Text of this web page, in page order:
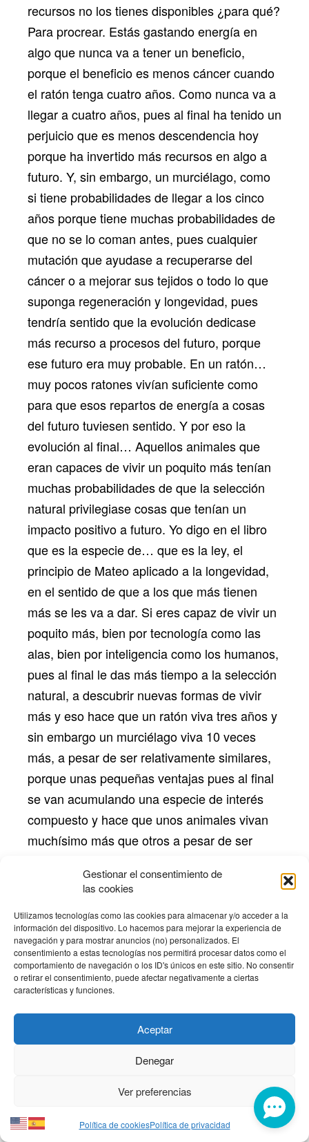
Gestionar el consentimiento de
las cookies
Utilizamos tecnologías como las cookies para almacenar y/o acceder a la
información del dispositivo. Lo hacemos para mejorar la experiencia de
navegación y para mostrar anuncios (no) personalizados. El
consentimiento a estas tecnologías nos permitirá procesar datos como el
comportamiento de navegación o los ID's únicos en este sitio. No consentir
o retirar el consentimiento, puede afectar negativamente a ciertas
características y funciones.
Aceptar
Denegar
Ver preferencias
Política de cookiesPolítica de privacidad
recursos no los tienes disponibles ¿para qué?
Para procrear. Estás gastando energía en
algo que nunca va a tener un beneficio,
porque el beneficio es menos cáncer cuando
el ratón tenga cuatro años. Como nunca va a
llegar a cuatro años, pues al final ha tenido un
perjuicio que es menos descendencia hoy
porque ha invertido más recursos en algo a
futuro. Y, sin embargo, un murciélago, como
si tiene probabilidades de llegar a los cinco
años porque tiene muchas probabilidades de
que no se lo coman antes, pues cualquier
mutación que ayudase a recuperarse del
cáncer o a mejorar sus tejidos o todo lo que
suponga regeneración y longevidad, pues
tendría sentido que la evolución dedicase
más recurso a procesos del futuro, porque
ese futuro era muy probable. En un ratón…
muy pocos ratones vivían suficiente como
para que esos repartos de energía a cosas
del futuro tuviesen sentido. Y por eso la
evolución al final… Aquellos animales que
eran capaces de vivir un poquito más tenían
muchas probabilidades de que la selección
natural privilegiase cosas que tenían un
impacto positivo a futuro. Yo digo en el libro
que es la especie de… que es la ley, el
principio de Mateo aplicado a la longevidad,
en el sentido de que a los que más tienen
más se les va a dar. Si eres capaz de vivir un
poquito más, bien por tecnología como las
alas, bien por inteligencia como los humanos,
pues al final le das más tiempo a la selección
natural, a descubrir nuevas formas de vivir
más y eso hace que un ratón viva tres años y
sin embargo un murciélago viva 10 veces
más, a pesar de ser relativamente similares,
porque unas pequeñas ventajas pues al final
se van acumulando una especie de interés
compuesto y hace que unos animales vivan
muchísimo más que otros a pesar de ser
en cuanto a especie, etc.
Pau:Sí, es que una cosa que sucede cuando
envejeces es que cuanto más tiempo vives,
más cosas te pueden pasar y más achaques
arrastras. Entonces hay que recuperar eso,
envejecer sea algo muy multifactorial, como
comentabas. En el libro abogas por hacer tres
intervenciones a la hora de modificar la curva
de mortalidad, que es alargar, elevar y
cuadrar. ¿Puedes explicar un poquito esto y
quizá hilarlo con el abordaje de la medicina